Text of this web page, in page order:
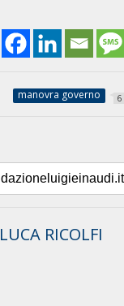
manovra governo 6
LUCA RICOLFI